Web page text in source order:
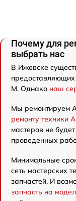
Почему для
выбрать нас
В Ижевске
предоставляющих
M. Однако наш
Мы ремонтируем
ремонту техники
мастеров не
проведенных
Минимальные
сеть мастерских
запчастей. И
запчасть на